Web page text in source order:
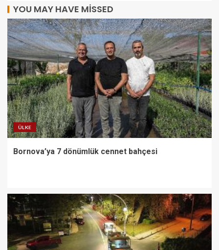
YOU MAY HAVE MISSED
ÜLKE
Bornova’ya 7 dönümlük cennet bahçesi